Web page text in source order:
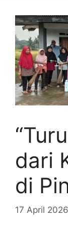
dari
di
17 April 2026